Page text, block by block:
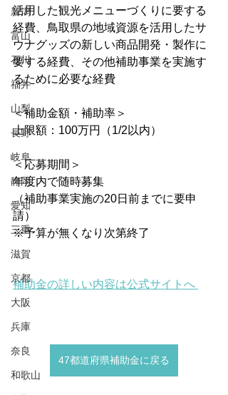
新潟
富山
石川
福井
山梨
長野
岐阜
静岡
愛知
三重
滋賀
京都
大阪
兵庫
奈良
和歌山
活用した観光メニューづくりに要する
経費、鳥取県の地域資源を活用したサ
ウナグッズの新しい商品開発・製作に
要する経費、その他補助事業を実施す
るために必要な経費
＜補助金額・補助率＞
上限額：100万円（1/2以内）
＜応募期間＞
年度内で随時募集
（補助事業実施の20日前までに要申
請）
※予算が無くなり次第終了
補助金の詳しい内容は公式サイトへ
47都道府県補助金に戻る